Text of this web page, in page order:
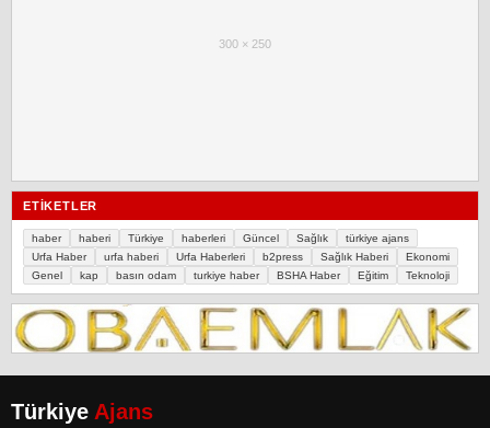
300 × 250
ETIKETLER
haber haberi Türkiye haberleri Güncel Sağlık
türkiye ajans
Urfa Haber
urfa haberi Urfa Haberleri b2press Sağlık Haberi
Ekonomi
Genel
kap basın odam turkiye haber BSHA Haber Eğitim Teknoloji
Türkiye Ajans